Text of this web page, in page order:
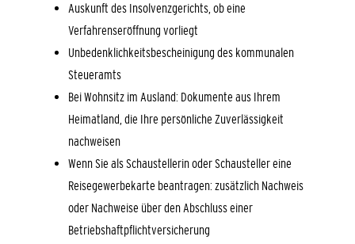
Auskunft des Insolvenzgerichts, ob eine
Verfahrenseröffnung vorliegt
Unbedenklichkeitsbescheinigung des kommunalen
Steueramts
Bei Wohnsitz im Ausland: Dokumente aus Ihrem
Heimatland, die Ihre persönliche Zuverlässigkeit
nachweisen
Wenn Sie als Schaustellerin oder Schausteller eine
Reisegewerbekarte beantragen: zusätzlich Nachweis
oder Nachweise über den Abschluss einer
Betriebshaftpflichtversicherung